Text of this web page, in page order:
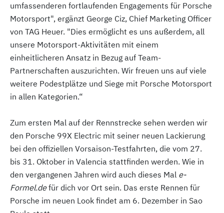
umfassenderen fortlaufenden Engagements für Porsche
Motorsport", ergänzt George Ciz, Chief Marketing Officer
von TAG Heuer. "Dies ermöglicht es uns außerdem, all
unsere Motorsport-Aktivitäten mit einem
einheitlicheren Ansatz in Bezug auf Team-
Partnerschaften auszurichten. Wir freuen uns auf viele
weitere Podestplätze und Siege mit Porsche Motorsport
in allen Kategorien.“
Zum ersten Mal auf der Rennstrecke sehen werden wir
den Porsche 99X Electric mit seiner neuen Lackierung
bei den offiziellen Vorsaison-Testfahrten, die vom 27.
bis 31. Oktober in Valencia stattfinden werden. Wie in
den vergangenen Jahren wird auch dieses Mal e-
Formel.defür dich vor Ort sein. Das erste Rennen für
Porsche im neuen Look findet am 6. Dezember in Sao